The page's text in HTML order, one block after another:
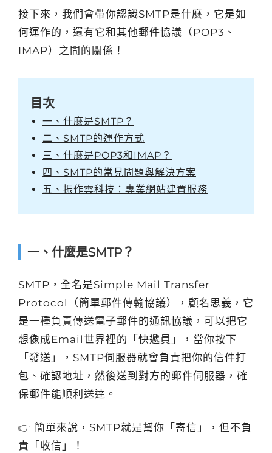
接下來，我們會帶你認識SMTP是什麼，它是如
何運作的，還有它和其他郵件協議（POP3、
IMAP）之間的關係！
目次
一、什麼是SMTP？
二、SMTP的運作方式
三、什麼是POP3和IMAP？
四、SMTP的常見問題與解決方案
五、振作雲科技：專業網站建置服務
一、什麼是SMTP？
SMTP，全名是Simple Mail Transfer
Protocol（簡單郵件傳輸協議），顧名思義，它
是一種負責傳送電子郵件的通訊協議，可以把它
想像成Email世界裡的「快遞員」，當你按下
「發送」，SMTP伺服器就會負責把你的信件打
包、確認地址，然後送到對方的郵件伺服器，確
保郵件能順利送達。
👉 簡單來說，SMTP就是幫你「寄信」，但不負
責「收信」！